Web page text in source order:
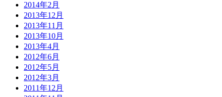
2014年2月
2013年12月
2013年11月
2013年10月
2013年4月
2012年6月
2012年5月
2012年3月
2011年12月